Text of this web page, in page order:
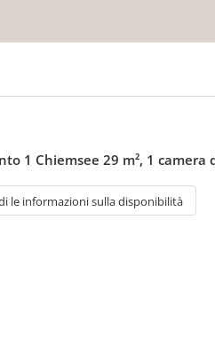
1 Chiemsee 29 m², 1 camera
le informazioni sulla disponibilità